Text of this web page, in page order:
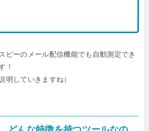
ピーのメール配信機能でも自動測定でき
！
明していきますね）